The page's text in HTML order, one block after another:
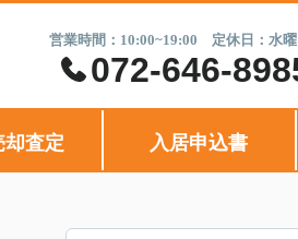
営業時間：10:00~19:00 定休日：水曜
072-646-
却査定 入居申込書